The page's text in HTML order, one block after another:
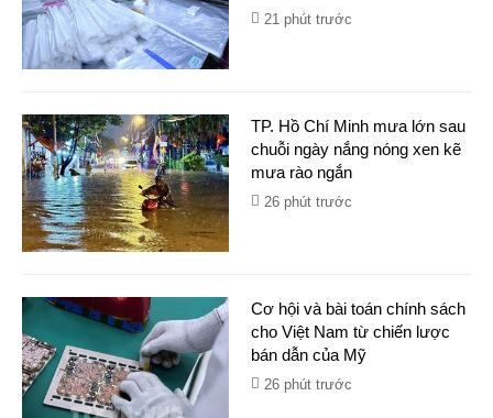
21 phút trước
TP. Hồ Chí Minh mưa lớn sau
chuỗi ngày nắng nóng xen kẽ
mưa rào ngắn
26 phút trước
Cơ hội và bài toán chính sách
cho Việt Nam từ chiến lược
bán dẫn của Mỹ
26 phút trước